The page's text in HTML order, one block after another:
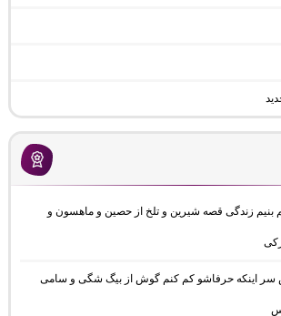
بنیم زندگی قصه شیرین و تلخ از حصین و ماهسون و
سر اینکه حرفاشو کم کنم گوش از بیگ شگی و سامی